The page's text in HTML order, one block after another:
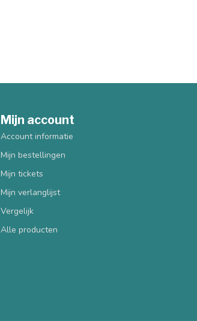
Mijn account
Account informatie
Mijn bestellingen
Mijn tickets
Mijn verlanglijst
Vergelijk
Alle producten